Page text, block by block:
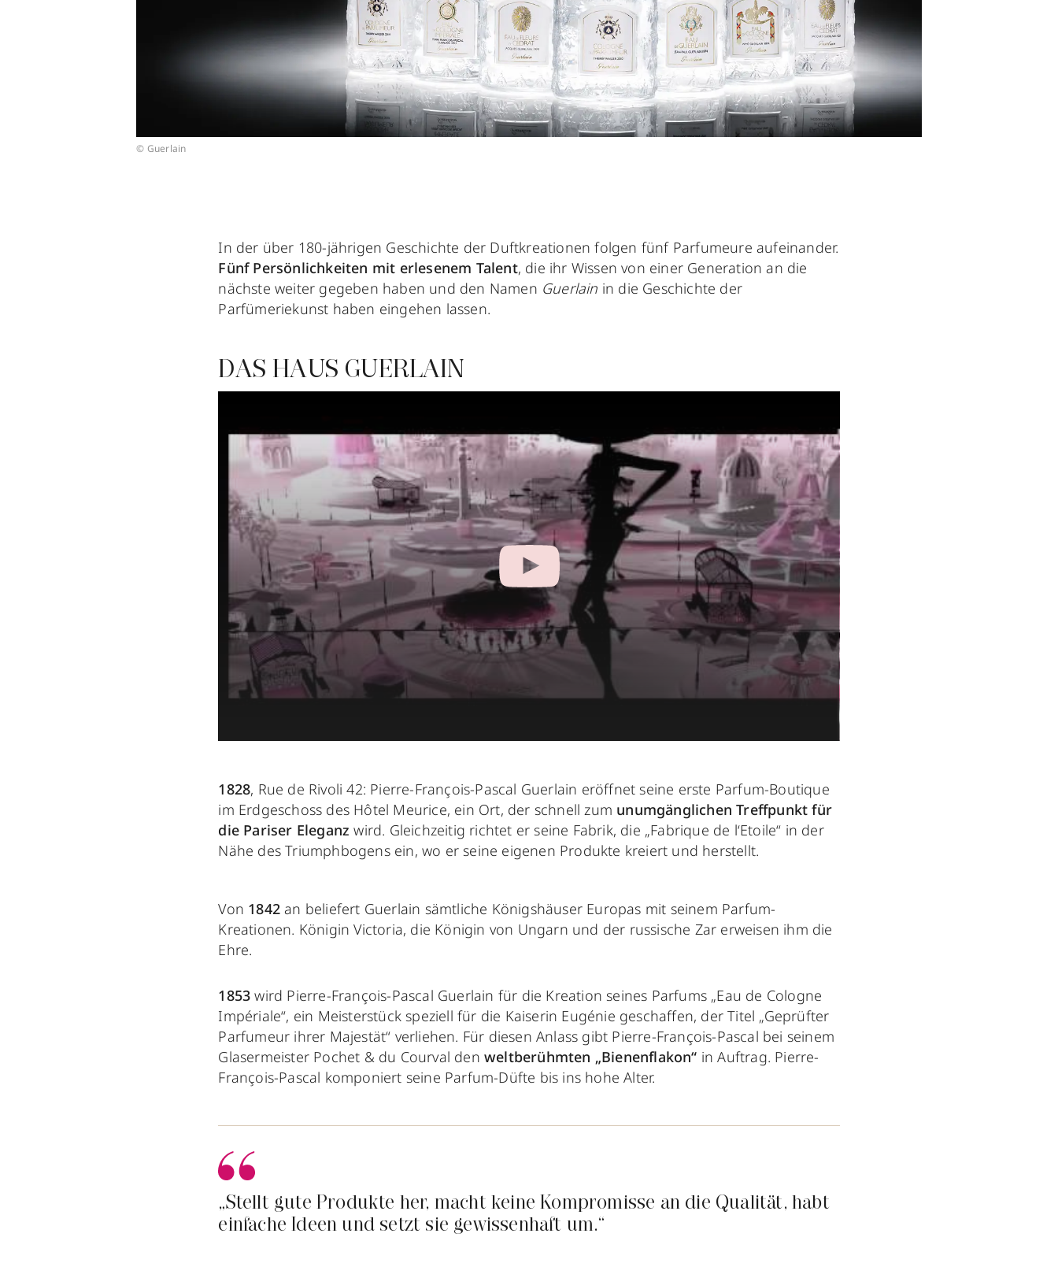
© Guerlain
In der über 180-jährigen Geschichte der Duftkreationen folgen fünf Parfumeure aufeinander.
Fünf Persönlichkeiten mit erlesenem Talent, die ihr Wissen von einer Generation an die
nächste weiter gegeben haben und den Namen Guerlain in die Geschichte der
Parfümeriekunst haben eingehen lassen.
DAS HAUS GUERLAIN
1828, Rue de Rivoli 42: Pierre-François-Pascal Guerlain eröffnet seine erste Parfum-Boutique
im Erdgeschoss des Hôtel Meurice, ein Ort, der schnell zum unumgänglichen Treffpunkt für
die Pariser Eleganz wird. Gleichzeitig richtet er seine Fabrik, die „Fabrique de l‘Etoile“ in der
Nähe des Triumphbogens ein, wo er seine eigenen Produkte kreiert und herstellt.
Von 1842an beliefert Guerlain sämtliche Königshäuser Europas mit seinem Parfum-
Kreationen. Königin Victoria, die Königin von Ungarn und der russische Zar erweisen ihm die
Ehre.
1853 wird Pierre-François-Pascal Guerlain für die Kreation seines Parfums „Eau de Cologne
Impériale“, ein Meisterstück speziell für die Kaiserin Eugénie geschaffen, der Titel „Geprüfter
Parfumeur ihrer Majestät“ verliehen. Für diesen Anlass gibt Pierre-François-Pascal bei seinem
Glasermeister Pochet & du Courval den weltberühmten „Bienenflakon“ in Auftrag. Pierre-
François-Pascal komponiert seine Parfum-Düfte bis ins hohe Alter.
„Stellt gute Produkte her, macht keine Kompromisse an die Qualität, habt
einfache Ideen und setzt sie gewissenhaft um.“